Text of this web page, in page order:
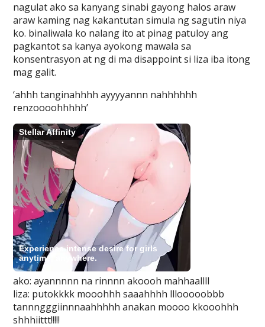
nagulat ako sa kanyang sinabi gayong halos araw
araw kaming nag kakantutan simula ng sagutin niya
ko. binaliwala ko nalang ito at pinag patuloy ang
pagkantot sa kanya ayokong mawala sa
konsentrasyon at ng di ma disappoint si liza iba itong
mag galit.
‘ahhh tanginahhhh ayyyyannn nahhhhhh
renzoooohhhhh’
ako: ayannnnn na rinnnn akoooh mahhaallll
liza: putokkkk mooohhh saaahhhh lllooooobbb
tannngggiinnnaahhhhh anakan moooo kkooohhh
shhhiittt!!!!!